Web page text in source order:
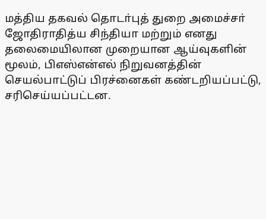
மத்திய தகவல் தொடா்புத் துறை அமைச்சா்
ஜோதிராதித்ய சிந்தியா மற்றும் எனது
தலைமையிலான முறையான ஆய்வுகளின்
மூலம், பிஎஸ்என்எல் நிறுவனத்தின்
செயல்பாட்டுப் பிரச்னைகள் கண்டறியப்பட்டு,
சரிசெய்யப்பட்டன.